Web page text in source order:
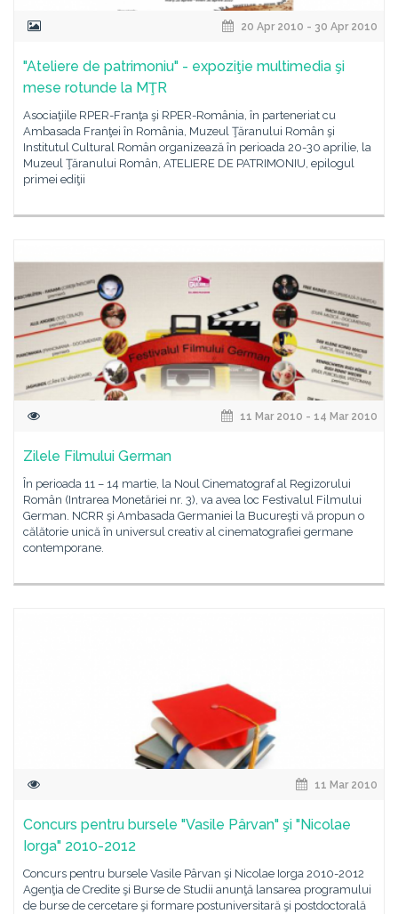
20 Apr 2010 - 30 Apr 2010
"Ateliere de patrimoniu" - expoziţie multimedia şi
mese rotunde la MŢR
Asociaţiile RPER-Franţa şi RPER-România, în parteneriat cu
Ambasada Franţei în România, Muzeul Ţăranului Român şi
Institutul Cultural Român organizează în perioada 20-30 aprilie, la
Muzeul Ţăranului Român, ATELIERE DE PATRIMONIU, epilogul
primei ediţii
11 Mar 2010 - 14 Mar 2010
Zilele Filmului German
În perioada 11 – 14 martie, la Noul Cinematograf al Regizorului
Român (Intrarea Monetăriei nr. 3), va avea loc Festivalul Filmului
German. NCRR şi Ambasada Germaniei la Bucureşti vă propun o
călătorie unică în universul creativ al cinematografiei germane
contemporane.
11 Mar 2010
Concurs pentru bursele "Vasile Pârvan" şi "Nicolae
Iorga" 2010-2012
Concurs pentru bursele Vasile Pârvan şi Nicolae Iorga 2010-2012
Agenţia de Credite şi Burse de Studii anunţă lansarea programului
de burse de cercetare şi formare postuniversitară şi postdoctorală